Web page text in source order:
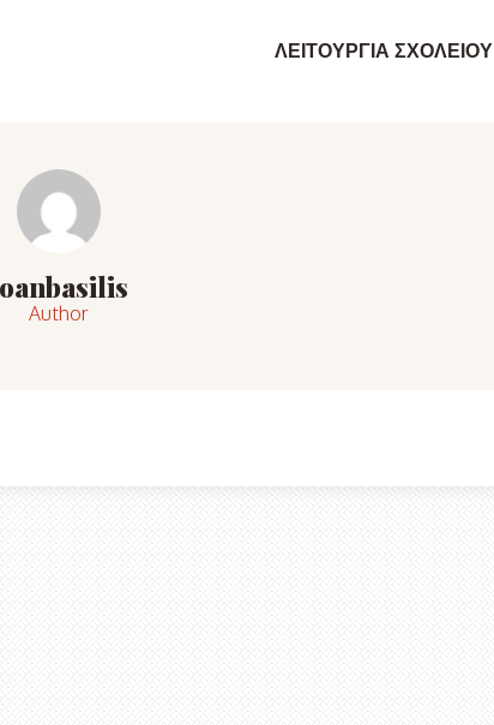
ΛΕΙΤΟΥΡΓΊΑ ΣΧΟΛΕΊΟΥ
Author